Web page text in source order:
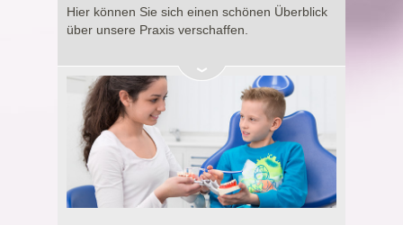
Hier können Sie sich einen schönen Überblick
über unsere Praxis verschaffen.